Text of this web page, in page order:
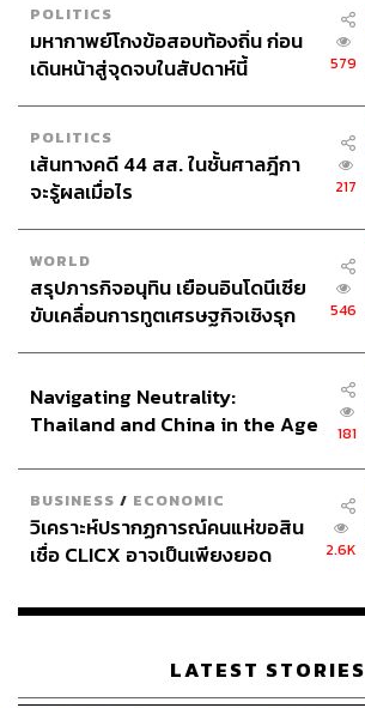
POLITICS
มหากาพย์โกงข้อสอบท้องถิ่น ก่อน
เดินหน้าสู่จุดจบในสัปดาห์นี้
579
POLITICS
เส้นทางคดี 44 สส. ในชั้นศาลฎีกา
จะรู้ผลเมื่อไร
217
WORLD
สรุปภารกิจอนุทิน เยือนอินโดนีเซีย
ขับเคลื่อนการทูตเศรษฐกิจเชิงรุก
546
Navigating Neutrality:
Thailand and China in the Age
181
BUSINESS / ECONOMIC
วิเคราะห์ปรากฏการณ์คนแห่ขอสิน
เชื่อ CLICX อาจเป็นเพียงยอด
เรือนไทยที่ถูกซุกไว้
2.6K
LATEST STORIES